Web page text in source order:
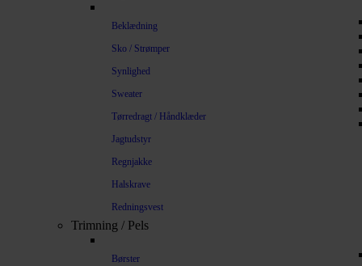
Beklædning
Sko / Strømper
Synlighed
Sweater
Tørredragt / Håndklæder
Jagtudstyr
Regnjakke
Halskrave
Redningsvest
Trimning / Pels
Børster